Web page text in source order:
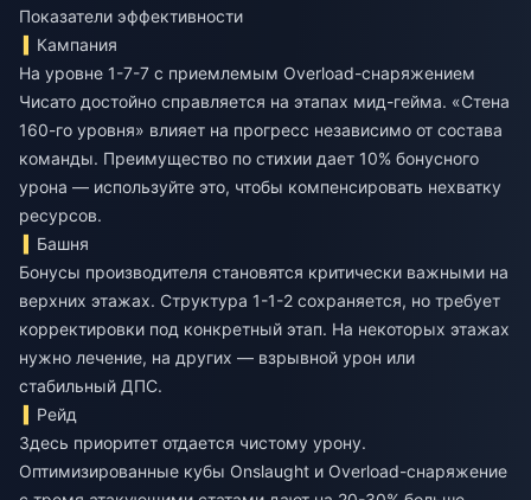
Показатели эффективности
Кампания
На уровне 1-7-7 с приемлемым Overload-снаряжением
Чисато достойно справляется на этапах мид-гейма. «Стена
160-го уровня» влияет на прогресс независимо от состава
команды. Преимущество по стихии дает 10% бонусного
урона — используйте это, чтобы компенсировать нехватку
ресурсов.
Башня
Бонусы производителя становятся критически важными на
верхних этажах. Структура 1-1-2 сохраняется, но требует
корректировки под конкретный этап. На некоторых этажах
нужно лечение, на других — взрывной урон или
стабильный ДПС.
Рейд
Здесь приоритет отдается чистому урону.
Оптимизированные кубы Onslaught и Overload-снаряжение